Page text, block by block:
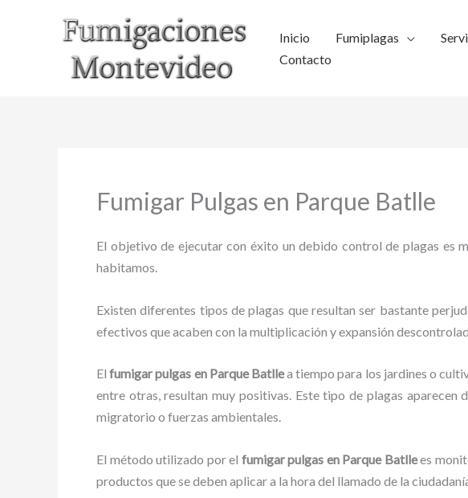
Inicio Fumiplagas
Contacto
Fumigar Pulgas en Parque Batlle
El objetivo de ejecutar con éxito un debido control de plagas es
habitamos.
Existen diferentes tipos de plagas que resultan ser bastante
efectivos que acaben con la multiplicación y expansión
Elfumigar pulgas en Parque Batllea tiempo para los jardines o
entre otras, resultan muy positivas. Este tipo de plagas
migratorio o fuerzas ambientales.
El método utilizado por el fumigar pulgas en Parque Batllees
productos que se deben aplicar a la hora del llamado de la